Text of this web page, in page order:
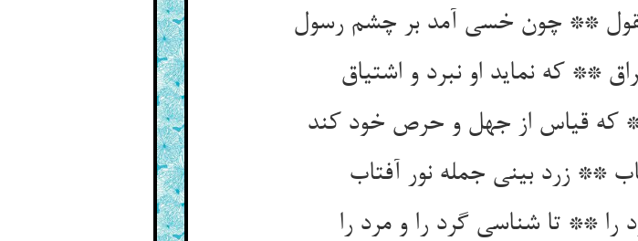
که قیاس از جهل و حرص خود کند
** تا شناسی گرد را و مرد را